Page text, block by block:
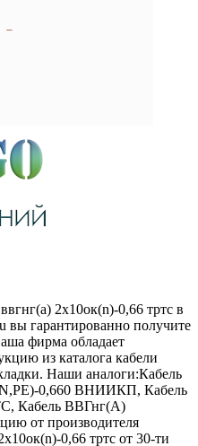
2х10ок(n)-0,66 тртс в
вы гарантированно получите
фирма обладает
из каталога кабели
Наши аналоги:Кабель
0,660 ВНИИКП, Кабель
Кабель ВВГнг(А)
от производителя
0,66 тртс от 30-ти